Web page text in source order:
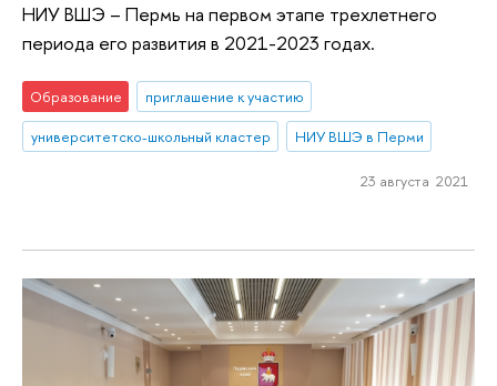
НИУ ВШЭ – Пермь на первом этапе трехлетнего
периода его развития в 2021-2023 годах.
Образование
приглашение к участию
университетско-школьный кластер
НИУ ВШЭ в Перми
23 августа 2021